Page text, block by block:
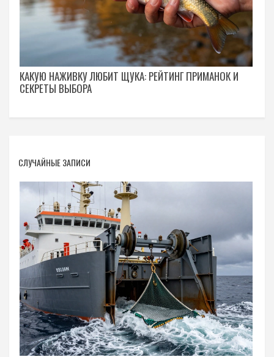
КАКУЮ НАЖИВКУ ЛЮБИТ ЩУКА: РЕЙТИНГ ПРИМАНОК И
СЕКРЕТЫ ВЫБОРА
СЛУЧАЙНЫЕ ЗАПИСИ